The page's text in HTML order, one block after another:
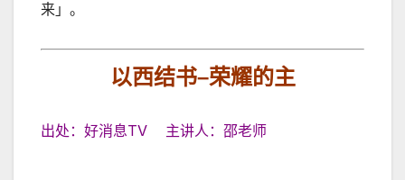
来」。
以西结书–荣耀的主
出处：好消息TV 主讲人：邵老师